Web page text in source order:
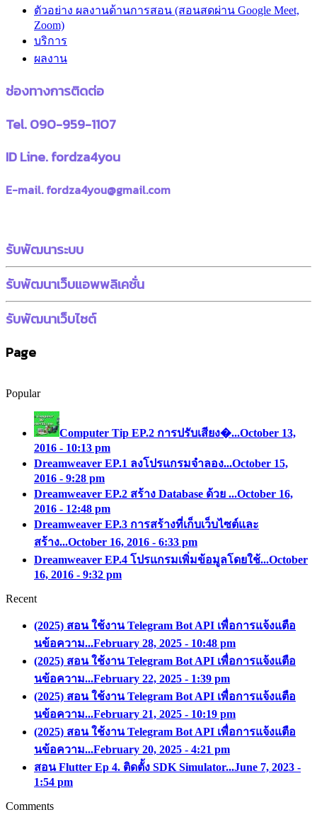
ตัวอย่าง ผลงานด้านการสอน (สอนสดผ่าน Google Meet,
Zoom)
บริการ
ผลงาน
ช่องทางการติดต่อ
Tel. 090-959-1107
ID Line. fordza4you
E-mail. fordza4you@gmail.com
รับพัฒนาระบบ
รับพัฒนาเว็บแอพพลิเคชั่น
รับพัฒนาเว็บไซต์
Page
Popular
Computer Tip EP.2 การปรับเสียง�...October 13,
2016 - 10:13 pm
Dreamweaver EP.1 ลงโปรแกรมจำลอง...October 15,
2016 - 9:28 pm
Dreamweaver EP.2 สร้าง Database ด้วย ...October 16,
2016 - 12:48 pm
Dreamweaver EP.3 การสร้างที่เก็บเว็บไซต์และ
สร้าง...October 16, 2016 - 6:33 pm
Dreamweaver EP.4 โปรแกรมเพิ่มข้อมูลโดยใช้...October
16, 2016 - 9:32 pm
Recent
(2025) สอน ใช้งาน Telegram Bot API เพื่อการแจ้งแตือ
นข้อความ...February 28, 2025 - 10:48 pm
(2025) สอน ใช้งาน Telegram Bot API เพื่อการแจ้งแตือ
นข้อความ...February 22, 2025 - 1:39 pm
(2025) สอน ใช้งาน Telegram Bot API เพื่อการแจ้งแตือ
นข้อความ...February 21, 2025 - 10:19 pm
(2025) สอน ใช้งาน Telegram Bot API เพื่อการแจ้งแตือ
นข้อความ...February 20, 2025 - 4:21 pm
สอน Flutter Ep 4. ติดตั้ง SDK Simulator...June 7, 2023 -
1:54 pm
Comments